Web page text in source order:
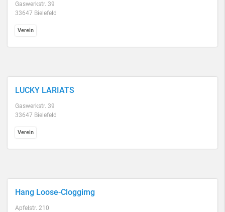
Gaswerkstr. 39
33647 Bielefeld
Verein
LUCKY LARIATS
Gaswerkstr. 39
33647 Bielefeld
Verein
Hang Loose-Cloggimg
Apfelstr. 210